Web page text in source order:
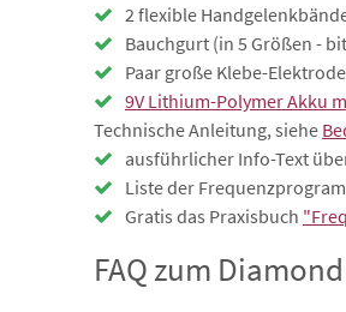
2 flexible
Bauchgurt (in 5 Größen -
Paar große Klebe-
9V Lithium-Polymer Akku
Technische Anleitung, siehe
ausführlicher Info-Text
Liste der
Gratis das Praxisbuch
FAQ zum